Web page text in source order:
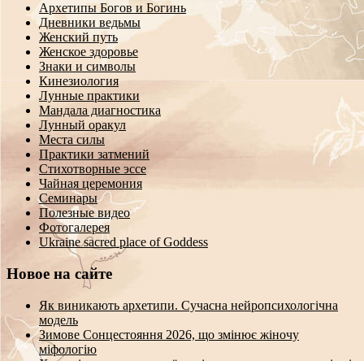
Архетипы Богов и Богинь
Дневники ведьмы
Женский путь
Женское здоровье
Знаки и символы
Кинезиология
Лунные практики
Мандала диагностика
Лунный оракул
Места силы
Практики затмений
Стихотворные эссе
Чайная церемония
Семинары
Полезные видео
Фотогалерея
Ukraine sacred place of Goddess
Новое на сайте
Як виникають архетипи. Сучасна нейропсихологічна
модель
Зимове Сонцестояння 2026, що змінює жіночу
міфологію